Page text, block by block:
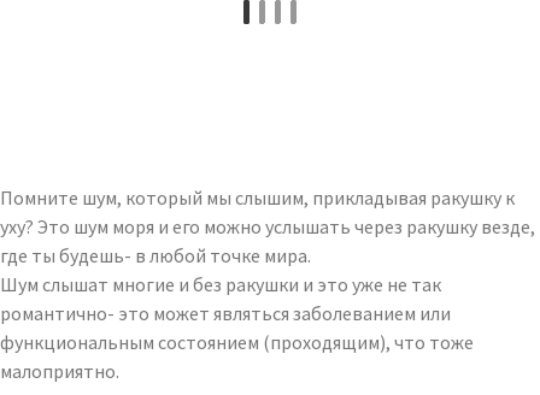
Помните шум, который мы слышим, прикладывая ракушку к
уху? Это шум моря и его можно услышать через ракушку везде,
где ты будешь- в любой точке мира.
Шум слышат многие и без ракушки и это уже не так
романтично- это может являться заболеванием или
функциональным состоянием (проходящим), что тоже
малоприятно.